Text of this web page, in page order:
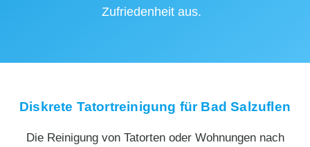
Zufriedenheit aus.
Diskrete Tatortreinigung für Bad Salzuflen
Die Reinigung von Tatorten oder Wohnungen nach